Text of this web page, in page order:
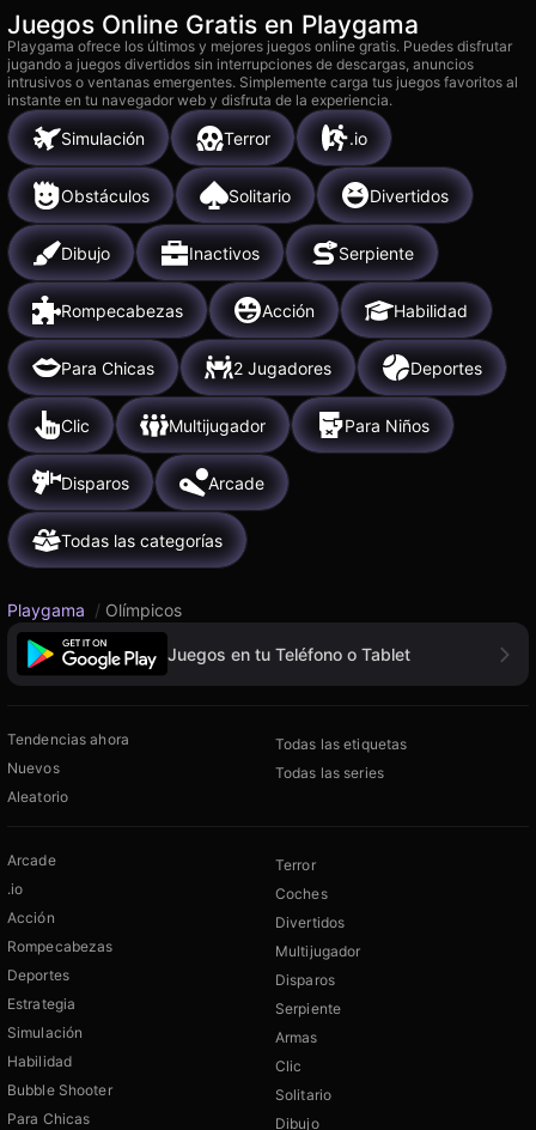
Juegos Online Gratis en Playgama
Playgama ofrece los últimos y mejores juegos online gratis. Puedes disfrutar
jugando a juegos divertidos sin interrupciones de descargas, anuncios
intrusivos o ventanas emergentes. Simplemente carga tus juegos favoritos al
instante en tu navegador web y disfruta de la experiencia.
Simulación Terror .io
Obstáculos Solitario Divertidos
Dibujo Inactivos Serpiente
Rompecabezas Acción Habilidad
Para Chicas 2 Jugadores Deportes
Clic Multijugador Para Niños
Disparos Arcade
Todas las categorías
Playgama / Olímpicos
Juegos en tu Teléfono o Tablet
Tendencias ahora
Nuevos
Aleatorio
Todas las etiquetas
Todas las series
Arcade
.io
Acción
Rompecabezas
Deportes
Estrategia
Simulación
Habilidad
Bubble Shooter
Para Chicas
Terror
Coches
Divertidos
Multijugador
Disparos
Serpiente
Armas
Clic
Solitario
Dibujo